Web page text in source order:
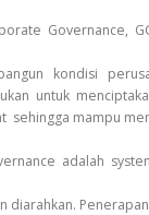
Governance,
kondisi
untuk
sehingga mampu
adalah
diarahkan.